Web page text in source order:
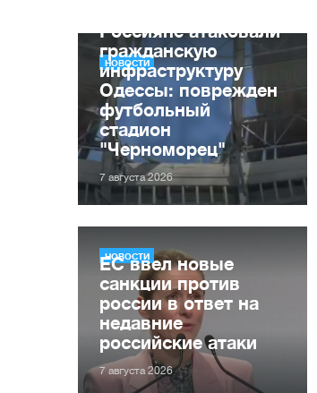
НОВОСТИ
Россияне атаковали
гражданскую
инфраструктуру
Одессы: поврежден
футбольный
стадион
"Черноморец"
7 августа 2026
НОВОСТИ
ЕС ввел новые
санкции против
россии в ответ на
недавние
российские атаки
7 августа 2026